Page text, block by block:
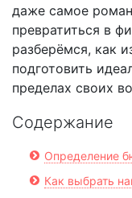
даже самое
превратиться в
разберёмся, как
подготовить
пределах своих
Содержание
Определение
Как выбрать